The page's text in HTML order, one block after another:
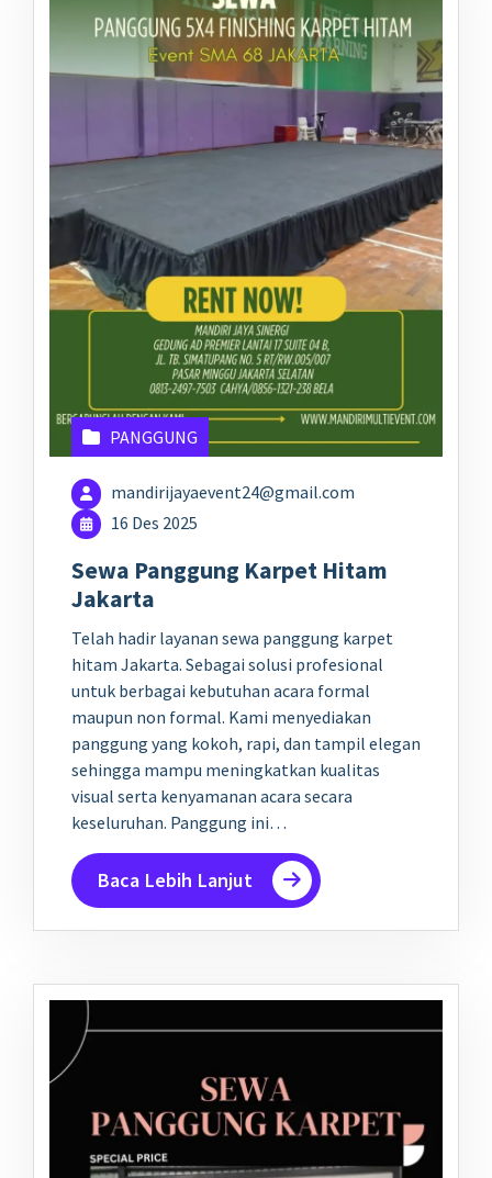
PANGGUNG
mandirijayaevent24@gmail.com
16 Des 2025
Sewa Panggung Karpet Hitam
Jakarta
Telah hadir layanan sewa panggung karpet
hitam Jakarta. Sebagai solusi profesional
untuk berbagai kebutuhan acara formal
maupun non formal. Kami menyediakan
panggung yang kokoh, rapi, dan tampil elegan
sehingga mampu meningkatkan kualitas
visual serta kenyamanan acara secara
keseluruhan. Panggung ini…
Baca Lebih Lanjut